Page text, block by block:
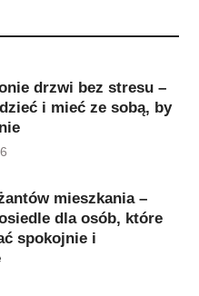
drzwi bez stresu –
i mieć ze sobą, by
mieszkania –
dla osób, które
spokojnie i